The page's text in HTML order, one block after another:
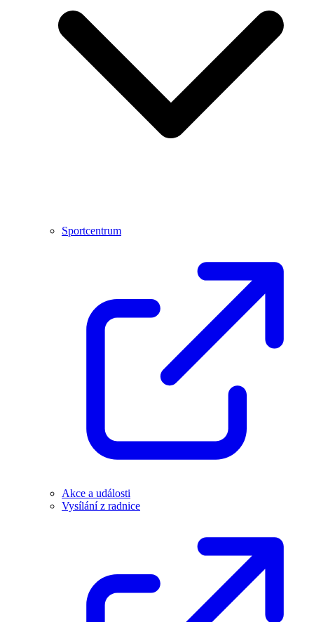
Sportcentrum
Akce a události
Vysílání z radnice